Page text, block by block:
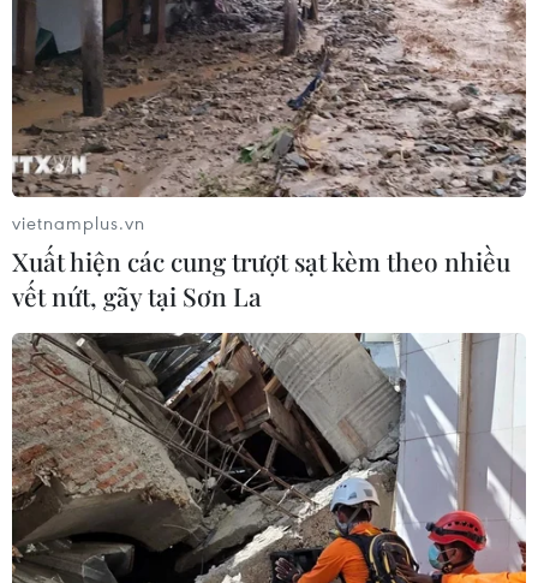
khu vực bến trung tâm và phát triển đa dạng những
tuyến du lịch đường thủy xuất phát từ đây.
vietnamplus.vn
Xuất hiện các cung trượt sạt kèm theo nhiều
vết nứt, gãy tại Sơn La